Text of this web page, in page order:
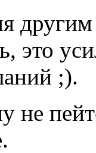
другим
это
;).
не